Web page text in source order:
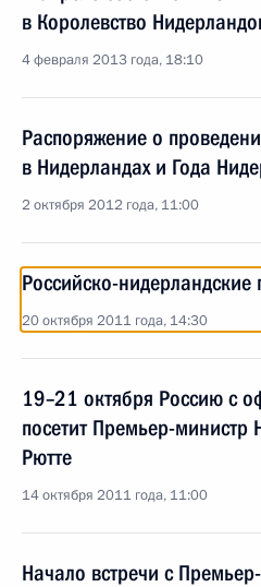
в Королевство
4 февраля 2013 года, 18:10
Распоряжение о
в Нидерландах и Года
2 октября 2012 года, 11:00
Российско-нидерландские
20 октября 2011 года, 14:30
19–21 октября Россию с
посетит Премьер-
Рютте
14 октября 2011 года, 11:00
Начало встречи с